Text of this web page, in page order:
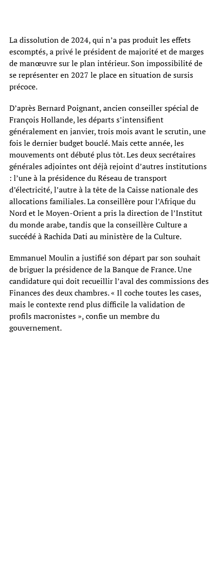
La dissolution de 2024, qui n’a pas produit les effets
escomptés, a privé le président de majorité et de marges
de manœuvre sur le plan intérieur. Son impossibilité de
se représenter en 2027 le place en situation de sursis
précoce.
D’après Bernard Poignant, ancien conseiller spécial de
François Hollande, les départs s’intensifient
généralement en janvier, trois mois avant le scrutin, une
fois le dernier budget bouclé. Mais cette année, les
mouvements ont débuté plus tôt. Les deux secrétaires
générales adjointes ont déjà rejoint d’autres institutions
: l’une à la présidence du Réseau de transport
d’électricité, l’autre à la tête de la Caisse nationale des
allocations familiales. La conseillère pour l’Afrique du
Nord et le Moyen-Orient a pris la direction de l’Institut
du monde arabe, tandis que la conseillère Culture a
succédé à Rachida Dati au ministère de la Culture.
Emmanuel Moulin a justifié son départ par son souhait
de briguer la présidence de la Banque de France. Une
candidature qui doit recueillir l’aval des commissions des
Finances des deux chambres. « Il coche toutes les cases,
mais le contexte rend plus difficile la validation de
profils macronistes », confie un membre du
gouvernement.